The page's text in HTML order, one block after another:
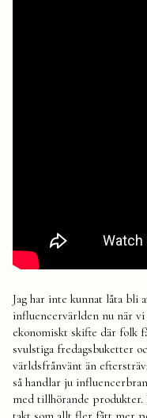
Jag har inte kunnat låta bli
influencervärlden nu när
ekonomiskt skifte där folk
svulstiga fredagsbuketter
världsfrånvänt än
så handlar ju
med tillhörande produkter.